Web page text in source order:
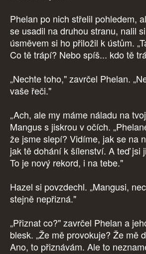
Phelan po nich střelil pohledem,
se usadil na druhou stranu, nalil
úsměvem si ho přiložil k ústům.
Co tě trápí? Nebo spíš... kdo tě
„Nechte toho," zavrčel Phelan.
vaše řeči."
„Ach, ale my máme náladu na
Mangus s jiskrou v očích.
že jsme slepí? Vidíme, jak se na
jak tě dohání k šílenství. A teď jsi
To je nový rekord, i na tebe."
Hazel si povzdechl. „Mangusi,
stejně nepřizná."
„Přiznat co?" zavrčel Phelan a
blesk. „Že mě provokuje? Že mě
Ano, to přiznávám. Ale to